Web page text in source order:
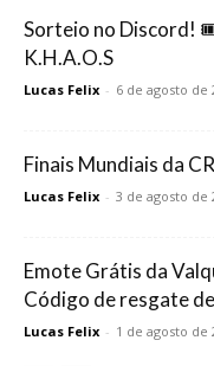
Sorteio no Discord!
K.H.A.O.S
Lucas Felix - 6 de agosto de
Finais Mundiais da
Lucas Felix - 3 de agosto de
Emote Grátis da
Código de resgate
Lucas Felix - 1 de agosto de